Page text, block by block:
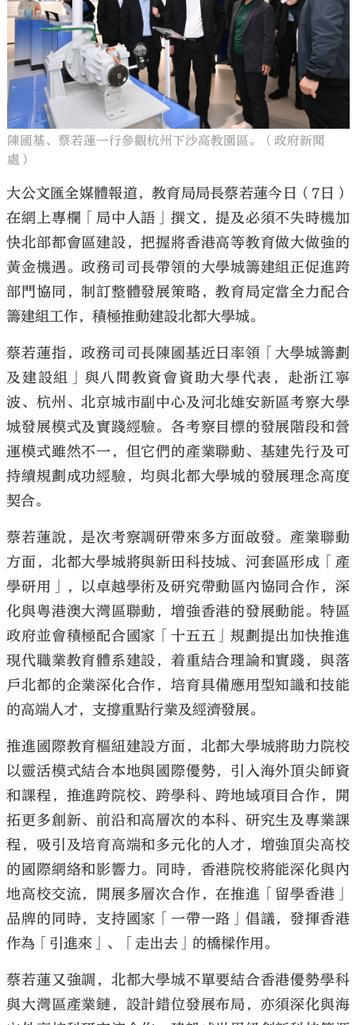
陳國基、蔡若蓮一行參觀杭州下沙高教園區。（政府新聞
處）
大公文匯全媒體報道，教育局局長蔡若蓮今日（7日）
在網上專欄「局中人語」撰文，提及必須不失時機加
快北部都會區建設，把握將香港高等教育做大做強的
黃金機遇。政務司司長帶領的大學城籌建組正促進跨
部門協同，制訂整體發展策略，教育局定當全力配合
籌建組工作，積極推動建設北都大學城。
蔡若蓮指，政務司司長陳國基近日率領「大學城籌劃
及建設組」與八間教資會資助大學代表，赴浙江寧
波、杭州、北京城市副中心及河北雄安新區考察大學
城發展模式及實踐經驗。各考察目標的發展階段和營
運模式雖然不一，但它們的產業聯動、基建先行及可
持續規劃成功經驗，均與北都大學城的發展理念高度
契合。
蔡若蓮說，是次考察調研帶來多方面啟發。產業聯動
方面，北都大學城將與新田科技城、河套區形成「產
學研用」，以卓越學術及研究帶動區內協同合作，深
化與粵港澳大灣區聯動，增強香港的發展動能。特區
政府並會積極配合國家「十五五」規劃提出加快推進
現代職業教育體系建設，着重結合理論和實踐，與落
戶北都的企業深化合作，培育具備應用型知識和技能
的高端人才，支撐重點行業及經濟發展。
推進國際教育樞紐建設方面，北都大學城將助力院校
以靈活模式結合本地與國際優勢，引入海外頂尖師資
和課程，推進跨院校、跨學科、跨地域項目合作，開
拓更多創新、前沿和高層次的本科、研究生及專業課
程，吸引及培育高端和多元化的人才，增強頂尖高校
的國際網絡和影響力。同時，香港院校將能深化與內
地高校交流，開展多層次合作，在推進「留學香港」
品牌的同時，支持國家「一帶一路」倡議，發揮香港
作為「引進來」、「走出去」的橋樑作用。
蔡若蓮又強調，北都大學城不單要結合香港優勢學科
與大灣區產業鏈，設計錯位發展布局，亦須深化與海